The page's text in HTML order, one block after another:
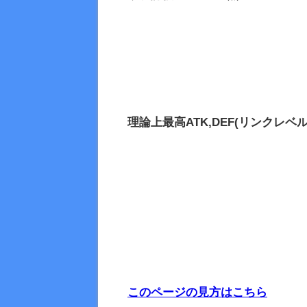
理論上最高ATK,DEF(リンクレベ
このページの見方はこちら